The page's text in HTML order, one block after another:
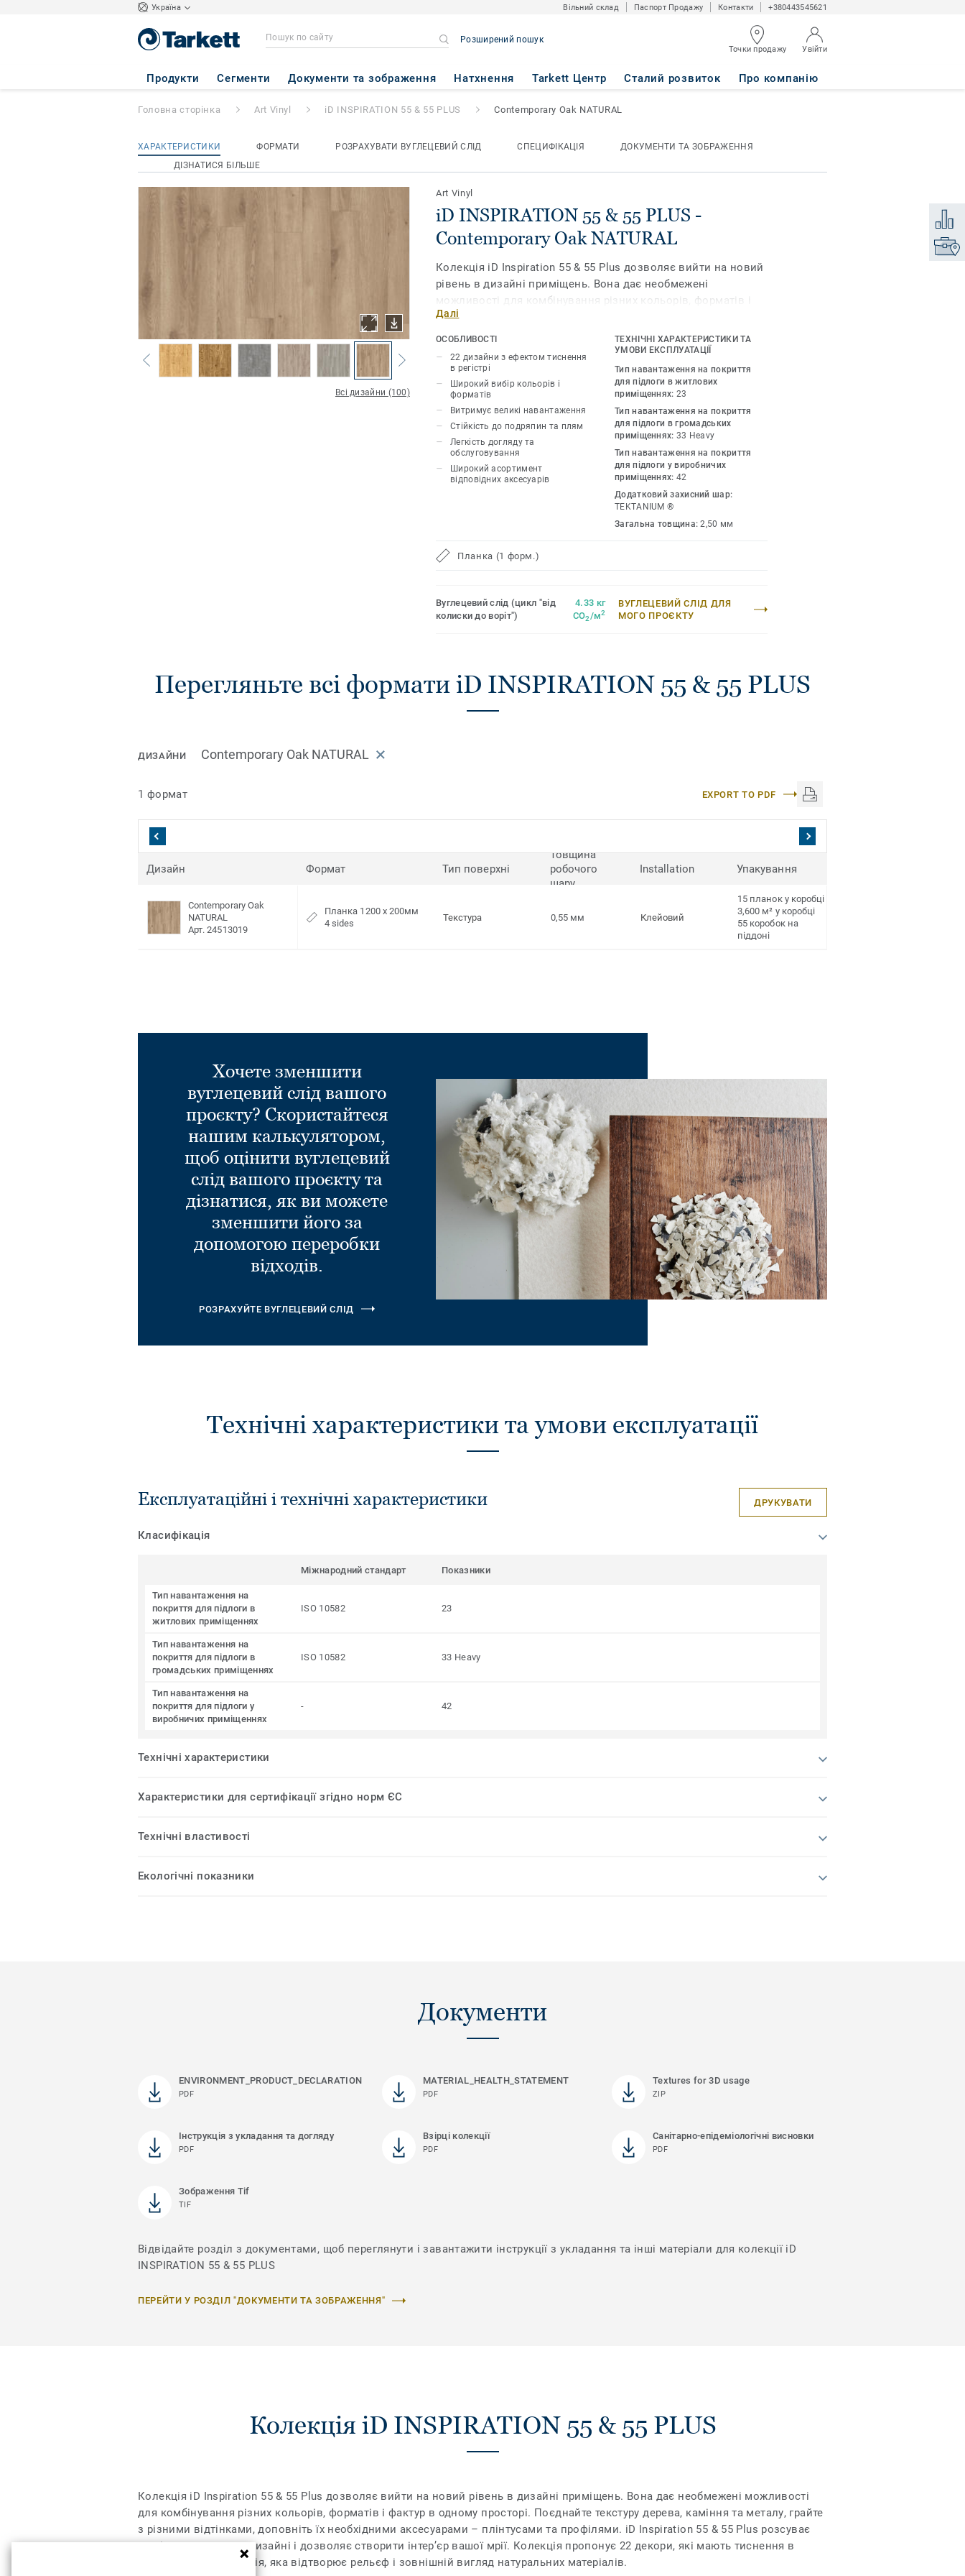
Україна Вільний склад Паспорт Продажу Контакти +380443545621
Розширений пошук
Точки продажу Увійти
Продукти Сегменти Документи та зображення Натхнення Tarkett Центр Сталий розвиток Про компанію
iD INSPIRATION 55 & 55 PLUS - Contemporary Oak NATURAL
Головна сторінка Art Vinyl iD INSPIRATION 55 & 55 PLUS Contemporary Oak NATURAL
ХАРАКТЕРИСТИКИ ФОРМАТИ РОЗРАХУВАТИ ВУГЛЕЦЕВИЙ СЛІД СПЕЦИФІКАЦІЯ
ДОКУМЕНТИ ТА ЗОБРАЖЕННЯ
ДІЗНАТИСЯ БІЛЬШЕ
Всі дизайни (100)
Art Vinyl
iD INSPIRATION 55 & 55 PLUS -
Contemporary Oak NATURAL
Колекція iD Inspiration 55 & 55 Plus дозволяє вийти на новий
рівень в дизайні приміщень. Вона дає необмежені
можливості для комбінування різних кольорів, форматів і
фактур в одному просторі. Поєднайте текстуру дерева,
каміння та металу, грайте з різними відтінками, доповніть їх
необхідними аксесуарами – плінтусами та профілями. iD
Inspiration 55 & 55 Plus розсуває межі дозволеного у дизайні
і дозволяє створити інтер’єр вашої мрії. Колекція пропонує
22 декори, які мають тиснення в регістрі – це технологія, яка
відтворює рельєф і зовнішній вигляд натуральних
матеріалів.
Далі
ОСОБЛИВОСТІ
22 дизайни з ефектом тиснення
в регістрі
Широкий вибір кольорів і
форматів
Витримує великі навантаження
Стійкість до подряпин та плям
Легкість догляду та
обслуговування
Широкий асортимент
відповідних аксесуарів
ТЕХНІЧНІ ХАРАКТЕРИСТИКИ ТА
УМОВИ ЕКСПЛУАТАЦІЇ
Тип навантаження на покриття
для підлоги в житлових
приміщеннях: 23
Тип навантаження на покриття
для підлоги в громадських
приміщеннях: 33 Heavy
Тип навантаження на покриття
для підлоги у виробничих
приміщеннях: 42
Додатковий захисний шар:
TEKTANIUM ®
Загальна товщина:2,50 мм
Планка (1 форм.)
Вуглецевий слід (цикл "від
колиски до воріт")
4.33 кг
CO2/м2
ВУГЛЕЦЕВИЙ СЛІД ДЛЯ
МОГО ПРОЄКТУ
Перегляньте всі формати iD INSPIRATION 55 & 55 PLUS
ДИЗАЙНИ Contemporary Oak NATURAL
1 формат EXPORT TO PDF
Дизайн Формат Тип поверхні
Товщина
робочого
шару
Installation Упакування
Contemporary Oak
NATURAL
Арт. 24513019
Планка 1200 x 200мм
4 sides
Текстура 0,55 мм Клейовий
15 планок у коробці
3,600 м² у коробці
55 коробок на
піддоні
Хочете зменшити
вуглецевий слід вашого
проєкту? Скористайтеся
нашим калькулятором,
щоб оцінити вуглецевий
слід вашого проєкту та
дізнатися, як ви можете
зменшити його за
допомогою переробки
відходів.
РОЗРАХУЙТЕ ВУГЛЕЦЕВИЙ СЛІД
Технічні характеристики та умови експлуатації
Експлуатаційні і технічні характеристики ДРУКУВАТИ
Класифікація
Міжнародний стандарт Показники
Тип навантаження на
покриття для підлоги в
житлових приміщеннях
ISO 10582 23
Тип навантаження на
покриття для підлоги в
громадських приміщеннях
ISO 10582 33 Heavy
Тип навантаження на
покриття для підлоги у
виробничих приміщеннях
- 42
Технічні характеристики
Характеристики для сертифікації згідно норм ЄС
Технічні властивості
Екологічні показники
Документи
ENVIRONMENT_PRODUCT_DECLARATION
PDF
MATERIAL_HEALTH_STATEMENT
PDF
Textures for 3D usage
ZIP
Інструкція з укладання та догляду
PDF
Взірці колекції
PDF
Санітарно-епідеміологічні висновки
PDF
Зображення Tif
TIF
Відвідайте розділ з документами, щоб переглянути і завантажити інструкції з укладання та інші матеріали для колекції iD
INSPIRATION 55 & 55 PLUS
ПЕРЕЙТИ У РОЗДІЛ "ДОКУМЕНТИ ТА ЗОБРАЖЕННЯ"
Колекція iD INSPIRATION 55 & 55 PLUS
Колекція iD Inspiration 55 & 55 Plus дозволяє вийти на новий рівень в дизайні приміщень. Вона дає необмежені можливості
для комбінування різних кольорів, форматів і фактур в одному просторі. Поєднайте текстуру дерева, каміння та металу, грайте
з різними відтінками, доповніть їх необхідними аксесуарами – плінтусами та профілями. iD Inspiration 55 & 55 Plus розсуває
межі дозволеного у дизайні і дозволяє створити інтер’єр вашої мрії. Колекція пропонує 22 декори, які мають тиснення в
регістрі – це технологія, яка відтворює рельєф і зовнішній вигляд натуральних матеріалів.